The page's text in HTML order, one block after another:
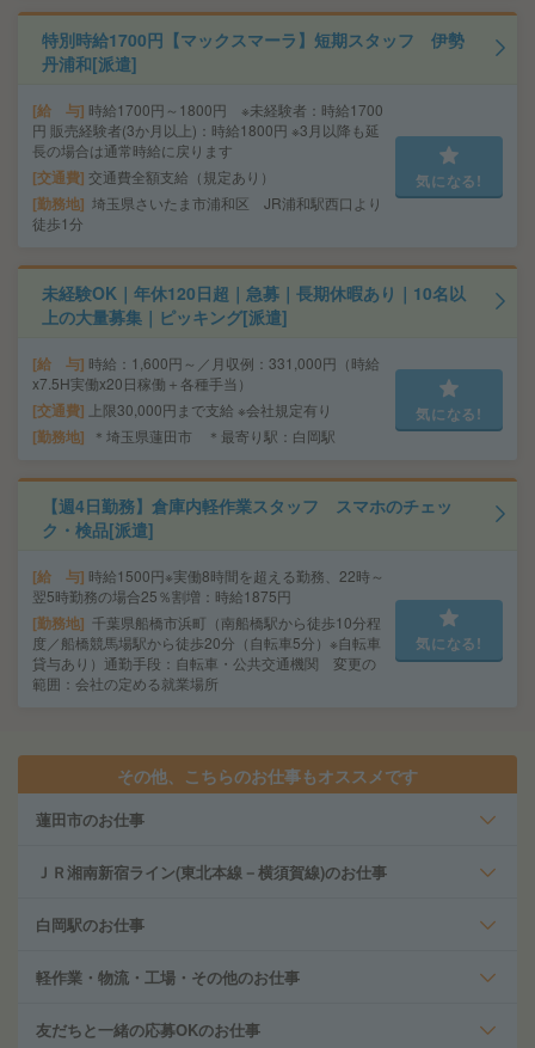
特別時給1700円【マックスマーラ】短期スタッフ 伊勢
丹浦和[派遣]
給 与 時給1700円～1800円 ※未経験者：時給1700
円 販売経験者(3か月以上)：時給1800円 ※3月以降も延
長の場合は通常時給に戻ります
交通費 交通費全額支給（規定あり）
勤務地 埼玉県さいたま市浦和区 JR浦和駅西口より
徒歩1分
気になる!
未経験OK｜年休120日超｜急募｜長期休暇あり｜10名以
上の大量募集｜ピッキング[派遣]
給 与 時給：1,600円～／月収例：331,000円（時給
x7.5H実働x20日稼働＋各種手当）
交通費 上限30,000円まで支給 ※会社規定有り
勤務地 ＊埼玉県蓮田市 ＊最寄り駅：白岡駅
気になる!
【週4日勤務】倉庫内軽作業スタッフ スマホのチェッ
ク・検品[派遣]
給 与 時給1500円※実働8時間を超える勤務、22時～
翌5時勤務の場合25％割増：時給1875円
勤務地 千葉県船橋市浜町（南船橋駅から徒歩10分程
度／船橋競馬場駅から徒歩20分（自転車5分）※自転車
貸与あり）通勤手段：自転車・公共交通機関 変更の
範囲：会社の定める就業場所
気になる!
その他、こちらのお仕事もオススメです
蓮田市のお仕事
ＪＲ湘南新宿ライン(東北本線－横須賀線)のお仕事
白岡駅のお仕事
軽作業・物流・工場・その他のお仕事
友だちと一緒の応募OKのお仕事